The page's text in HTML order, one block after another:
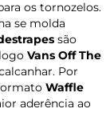
os tornozelos.
se molda
são
Vans Off The
Por
Waffle
aderência ao